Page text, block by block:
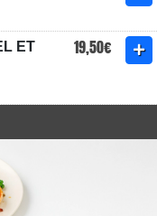
ET
19,50€